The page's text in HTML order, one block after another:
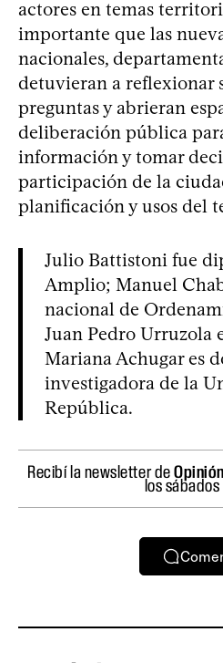
actores en temas
importante que las
nacionales,
detuvieran a reflexionar
preguntas y abrieran
deliberación pública
información y tomar
participación de la
planificación y usos del
Julio Battistoni fue
Amplio; Manuel
nacional de
Juan Pedro Urruzola
Mariana Achugar es
investigadora de la
República.
Recibí la newsletter deOpinión
los sábados